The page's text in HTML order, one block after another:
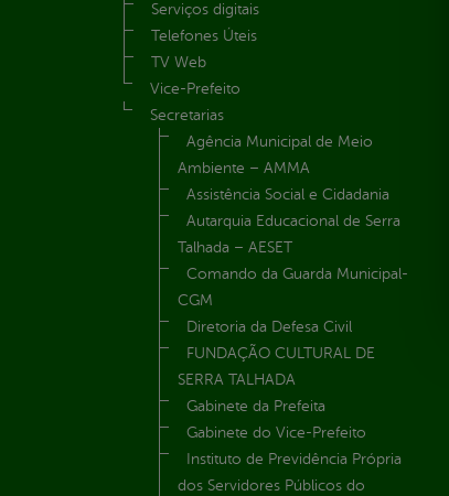
Serviços digitais
Telefones Úteis
TV Web
Vice-Prefeito
Secretarias
Agência Municipal de Meio
Ambiente – AMMA
Assistência Social e Cidadania
Autarquia Educacional de Serra
Talhada – AESET
Comando da Guarda Municipal-
CGM
Diretoria da Defesa Civil
FUNDAÇÃO CULTURAL DE
SERRA TALHADA
Gabinete da Prefeita
Gabinete do Vice-Prefeito
Instituto de Previdência Própria
dos Servidores Públicos do